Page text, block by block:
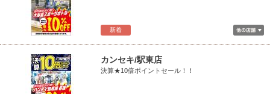
新着
カンセキ/駅東店
決算★10倍ポイントセール！！